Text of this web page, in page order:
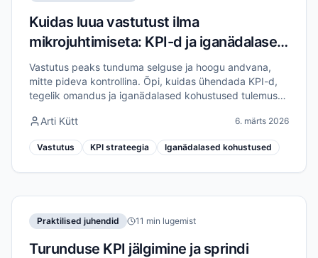
Kuidas luua vastutust ilma
mikrojuhtimiseta: KPI-d ja iganädalased
kohustused
Vastutus peaks tunduma selguse ja hoogu andvana,
mitte pideva kontrollina. Õpi, kuidas ühendada KPI-d,
tegelik omandus ja iganädalased kohustused tulemuste
Arti Kütt
6. märts 2026
Vastutus KPI strateegia Iganädalased kohustused
Praktilised juhendid 11 min lugemist
Turunduse KPI jälgimine ja sprindi